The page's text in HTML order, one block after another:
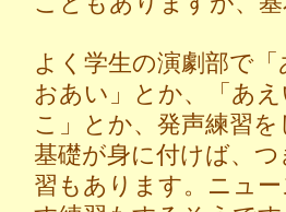
よく学生の演劇部で
おあい」とか、「あ
こ」とか、発声練習
基礎が身に付けば、
習もあります。ニュ